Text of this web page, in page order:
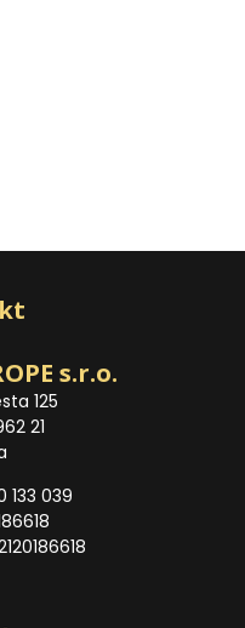
s.r.o.
125
21
133 039